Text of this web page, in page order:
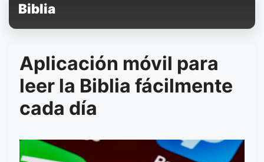
Biblia
Aplicación móvil para
leer la Biblia fácilmente
cada día